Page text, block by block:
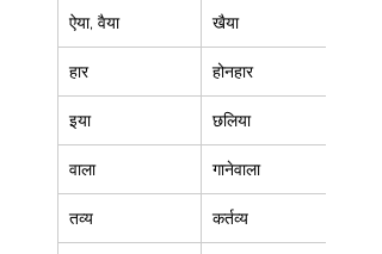
ऐया, वैया खैया
हार होनहार
इया छलिया
वाला गानेवाला
तव्य कर्तव्य